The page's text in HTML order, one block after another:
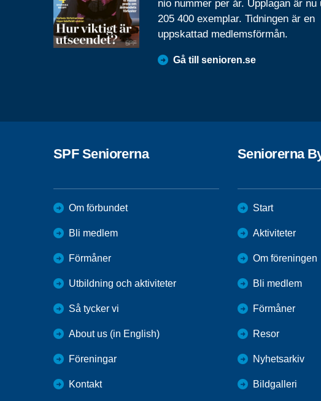
nio nummer per år. Upplagan är nu
205 400 exemplar. Tidningen är en
uppskattad medlemsförmån.
Gå till senioren.se
SPF Seniorerna
Om förbundet
Bli medlem
Förmåner
Utbildning och aktiviteter
Så tycker vi
About us (in English)
Föreningar
Kontakt
Seniorerna
Start
Aktiviteter
Om föreningen
Bli medlem
Förmåner
Resor
Nyhetsarkiv
Bildgalleri